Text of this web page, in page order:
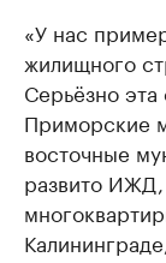
«У нас
жилищного
Серьёзно эта
Приморские
восточные
развито